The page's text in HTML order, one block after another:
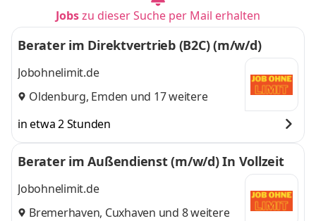
Jobszu dieser Suche per Mail erhalten
Berater im Direktvertrieb (B2C) (m/w/d)
Jobohnelimit.de
Oldenburg, Emden und 17 weitere
in etwa 2 Stunden
Berater im Außendienst (m/w/d) In Vollzeit
Jobohnelimit.de
Bremerhaven, Cuxhaven und 8 weitere